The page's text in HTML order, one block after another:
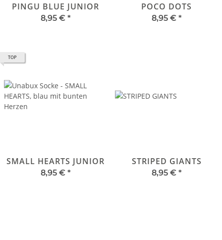
PINGU BLUE JUNIOR
8,95 € *
POCO DOTS
8,95 € *
TOP
SMALL HEARTS JUNIOR
8,95 € *
STRIPED GIANTS
8,95 € *